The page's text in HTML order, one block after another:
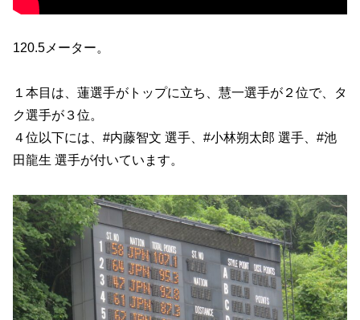
120.5メーター。
１本目は、蓮選手がトップに立ち、慧一選手が２位で、タ
ク選手が３位。
４位以下には、#内藤智文 選手、#小林朔太郎 選手、#池
田龍生 選手が付いています。